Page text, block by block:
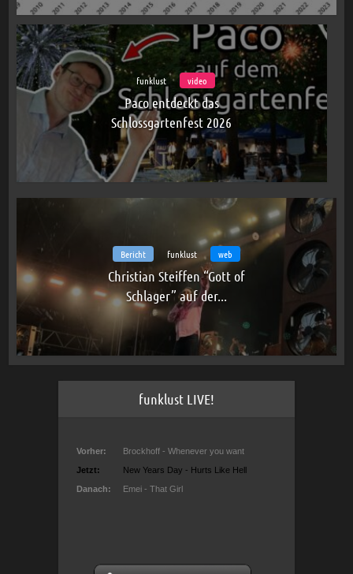
funklust video
Paco entdeckt das
Schlossgartenfest 2026
Bericht funklust web
Christian Steiffen “Gott of
Schlager” auf der...
funklust LIVE!